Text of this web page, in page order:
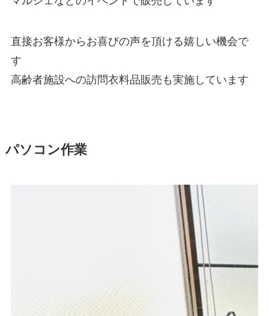
直接お客様からお喜びの声を頂ける嬉しい機会で
す
高齢者施設への訪問衣料品販売も実施しています
パソコン作業